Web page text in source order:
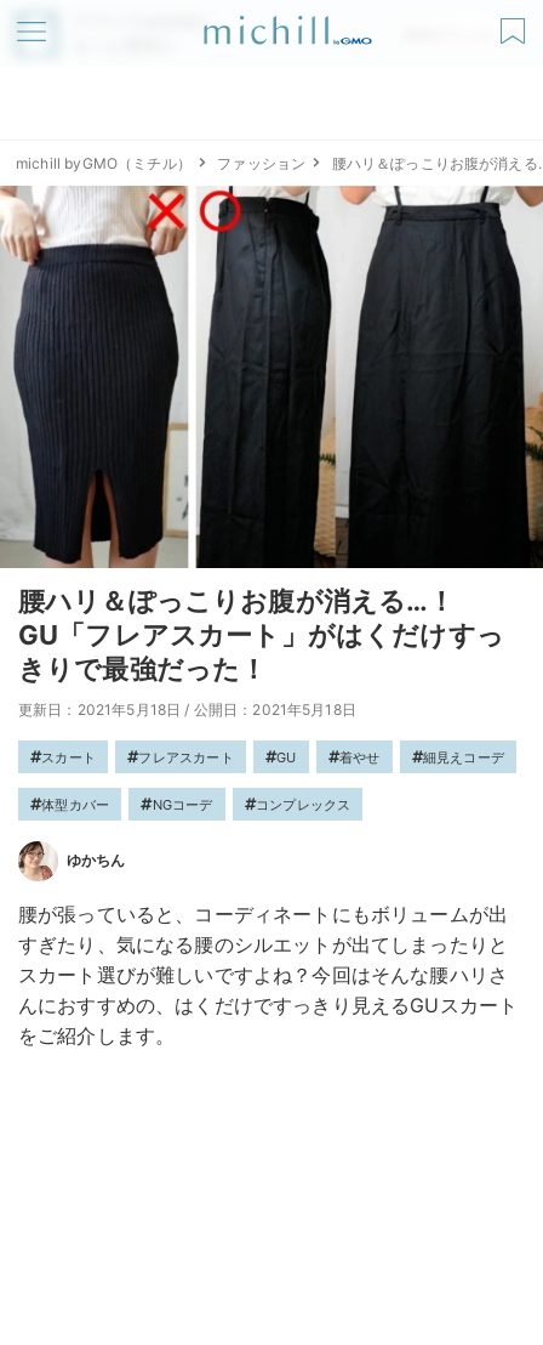
アプリでmichillが
無料ダウンロード
michill byGMO（ミチル） ファッション 腰ハリ＆ぽっこりお腹が消え
腰ハリ＆ぽっこりお腹が消える…！
GU「フレアスカート」がはくだけすっ
きりで最強だった！
更新日：2021年5月18日 / 公開日：2021年5月18日
スカート フレアスカート GU 着やせ 細見えコーデ
体型カバー NGコーデ コンプレックス
ゆかちん
腰が張っていると、コーディネートにもボリュームが出
すぎたり、気になる腰のシルエットが出てしまったりと
スカート選びが難しいですよね？今回はそんな腰ハリさ
んにおすすめの、はくだけですっきり見えるGUスカート
をご紹介します。